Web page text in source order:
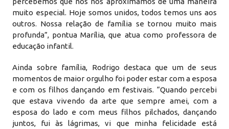
muito especial. Hoje somos unidos, todos temos uns aos
outros. Nossa relação de família se tornou muito mais
profunda”, pontua Marília, que atua como professora de
educação infantil.
Ainda sobre família, Rodrigo destaca que um de seus
momentos de maior orgulho foi poder estar com a esposa
e com os filhos dançando em festivais. “Quando percebi
que estava vivendo da arte que sempre amei, com a
esposa do lado e com meus filhos pilchados, dançando
juntos, fui às lágrimas, vi que minha felicidade está